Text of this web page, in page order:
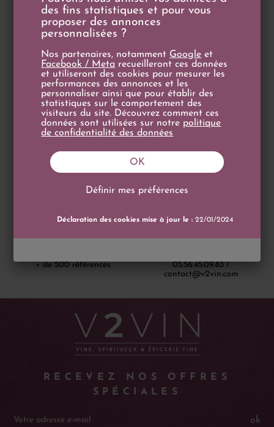
Livraison
Délai d'Expédition moyen 7
Paiement sécurisé
Apple Pay / Paypal / CB
+ de 500 références
05.56.45.09.83 /
contact@v2vin.com
RECEVEZ NOS OFFRES
SPÉCIALES
ok
des fins statistiques et pour vous
proposer des annonces
personnalisées ?
Nos partenaires, notamment Google et
Facebook / Meta recueilleront ces données
et utiliseront des cookies pour mesurer les
performances des annonces et les
personnaliser ainsi que pour établir des
statistiques sur le comportement des
visiteurs du site. Découvrez comment ces
données sont utilisées sur notre politique
de confidentialité des données
Définir mes préférences
OK
Déclaration des cookies mise à jour le :22/01/2024